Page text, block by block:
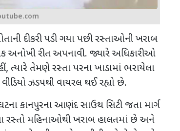
દીકરી પડી ગયા પછી રસ્તાઓની ખરાબ
અનોખી રીત અપનાવી. જ્યારે અધિકારીઓ
, ત્યારે તેમણે રસ્તા પરના ખાડામાં ભરાયેલા
ઝડપથી વાયરલ થઈ રહ્યો છે.
કાનપુરના આણંદ સાઉથ સિટી જતા માર્ગ
મહિનાઓથી ખરાબ હાલતમાં છે અને